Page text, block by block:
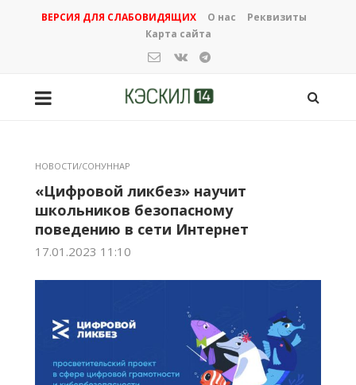
ВЕРСИЯ ДЛЯ СЛАБОВИДЯЩИХ О нас
Реквизиты
Карта сайта
НОВОСТИ/СОНУННАР
«Цифровой ликбез» научит
школьников безопасному
поведению в сети Интернет
17.01.2023 11:10